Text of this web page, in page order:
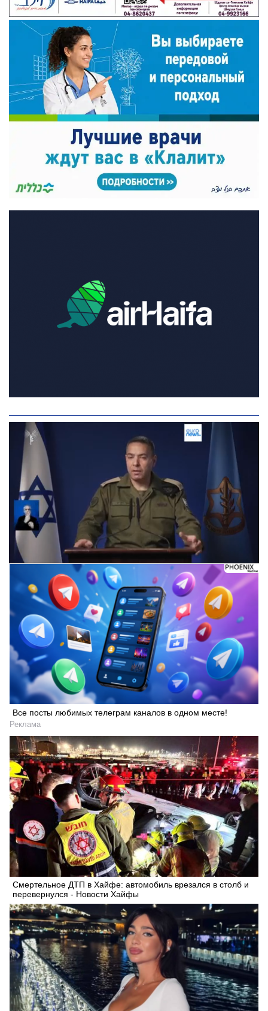
Искать
Следующее видео через 4 Отмена
Все посты любимых телеграм каналов в одном месте!
Реклама
Смертельное ДТП в Хайфе: автомобиль врезался в столб и
перевернулся - Новости Хайфы